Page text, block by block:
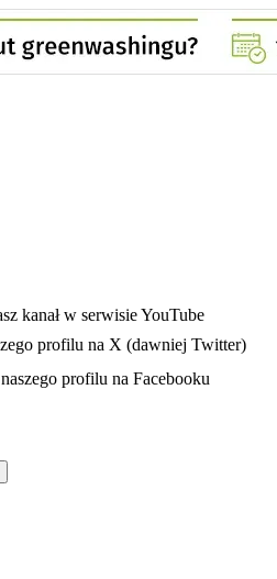
karcie
w nowej karcie
kanał w serwisie YouTube
profilu na X (dawniej Twitter)
w nowej karcieprofilu na Facebooku